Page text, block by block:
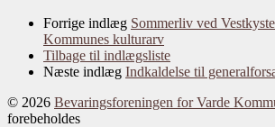
Forrige indlæg Sommerliv ved
Kommunes kulturarv
Tilbage til indlægsliste
Næste indlæg Indkaldelse til
© 2026 Bevaringsforeningen for Varde
forebeholdes